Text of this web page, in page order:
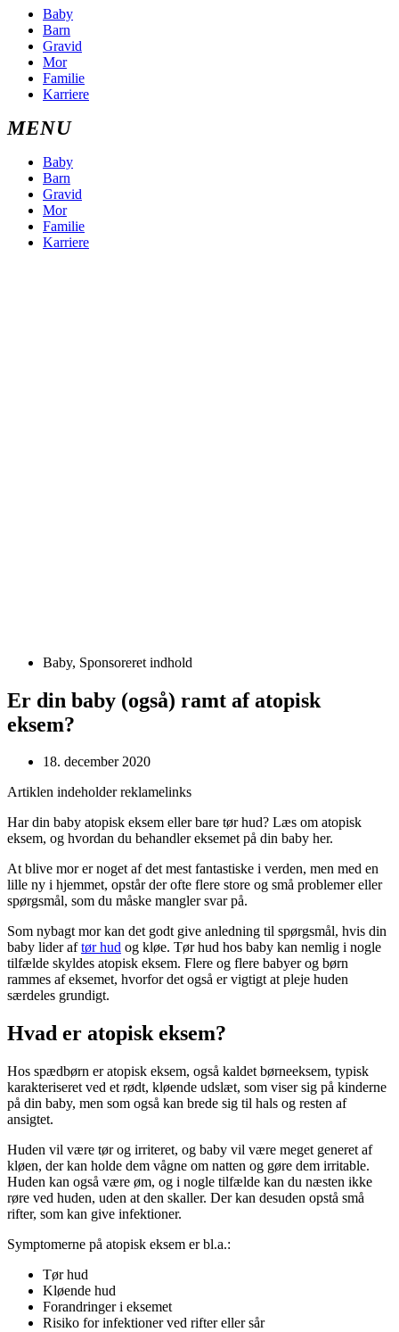
Baby
Barn
Gravid
Mor
Familie
Karriere
Baby
Barn
Gravid
Mor
Familie
Karriere
Baby, Sponsoreret indhold
Er din baby (også) ramt af atopisk
eksem?
18. december 2020
Artiklen indeholder reklamelinks
Har din baby atopisk eksem eller bare tør hud? Læs om atopisk
eksem, og hvordan du behandler eksemet på din baby her.
At blive mor er noget af det mest fantastiske i verden, men med en
lille ny i hjemmet, opstår der ofte flere store og små problemer eller
spørgsmål, som du måske mangler svar på.
Som nybagt mor kan det godt give anledning til spørgsmål, hvis din
baby lider aftør hud og kløe. Tør hud hos baby kan nemlig i nogle
tilfælde skyldes atopisk eksem. Flere og flere babyer og børn
rammes af eksemet, hvorfor det også er vigtigt at pleje huden
særdeles grundigt.
Hvad er atopisk eksem?
Hos spædbørn er atopisk eksem, også kaldet børneeksem, typisk
karakteriseret ved et rødt, kløende udslæt, som viser sig på kinderne
på din baby, men som også kan brede sig til hals og resten af
ansigtet.
Huden vil være tør og irriteret, og baby vil være meget generet af
kløen, der kan holde dem vågne om natten og gøre dem irritable.
Huden kan også være øm, og i nogle tilfælde kan du næsten ikke
røre ved huden, uden at den skaller. Der kan desuden opstå små
rifter, som kan give infektioner.
Symptomerne på atopisk eksem er bl.a.:
Tør hud
Kløende hud
Forandringer i eksemet
Risiko for infektioner ved rifter eller sår